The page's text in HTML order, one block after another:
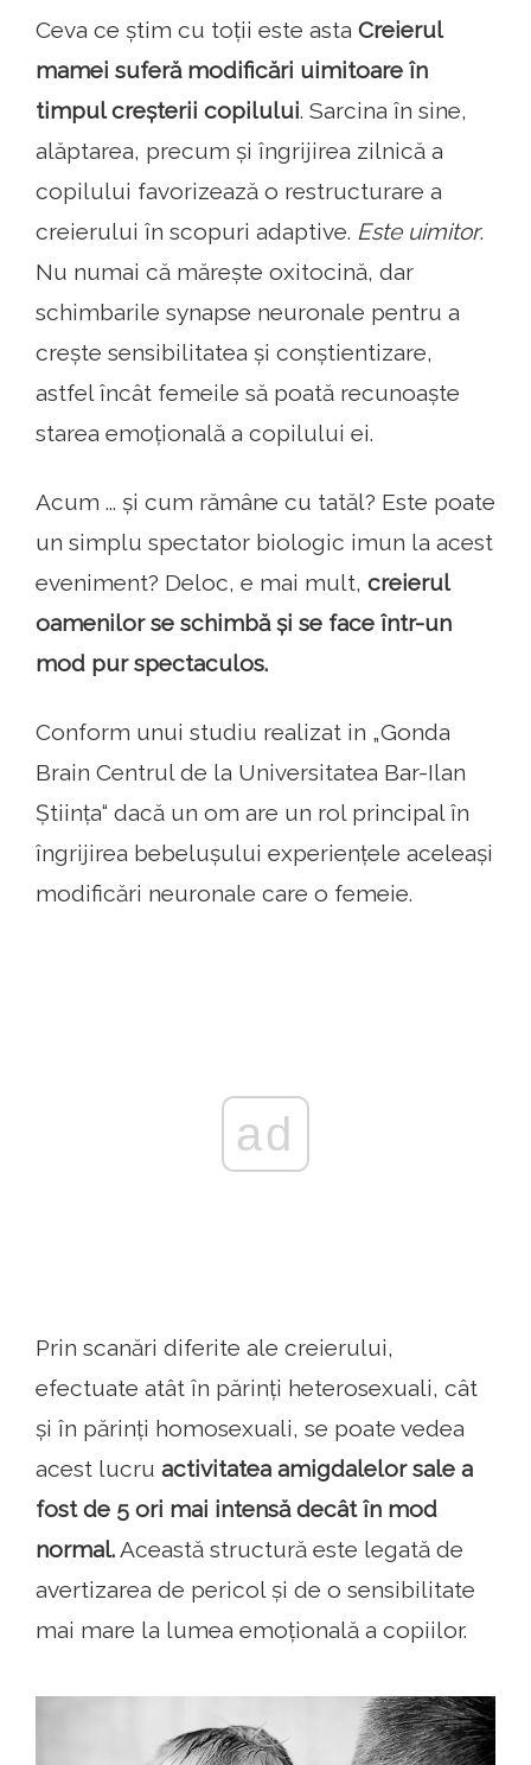
Ceva ce știm cu toții este asta Creierul
mamei suferă modificări uimitoare în
timpul creșterii copilului. Sarcina în sine,
alăptarea, precum și îngrijirea zilnică a
copilului favorizează o restructurare a
creierului în scopuri adaptive. Este uimitor.
Nu numai că mărește oxitocină, dar
schimbarile synapse neuronale pentru a
crește sensibilitatea și conștientizare,
astfel încât femeile să poată recunoaște
starea emoțională a copilului ei.
Acum ... și cum rămâne cu tatăl? Este poate
un simplu spectator biologic imun la acest
eveniment? Deloc, e mai mult, creierul
oamenilor se schimbă și se face într-un
mod pur spectaculos.
Conform unui studiu realizat in „Gonda
Brain Centrul de la Universitatea Bar-Ilan
Știința“ dacă un om are un rol principal în
îngrijirea bebelușului experiențele aceleași
modificări neuronale care o femeie.
ad
Prin scanări diferite ale creierului,
efectuate atât în ​​părinți heterosexuali, cât
și în părinți homosexuali, se poate vedea
acest lucru activitatea amigdalelor sale a
fost de 5 ori mai intensă decât în ​​mod
normal.Această structură este legată de
avertizarea de pericol și de o sensibilitate
mai mare la lumea emoțională a copiilor.